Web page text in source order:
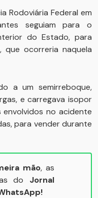
Rodoviária Federal em
seguiam para o
do Estado, para
ocorreria naquela
a um semirreboque,
e carregava isopor
envolvidos no acidente
para vender durante
mão, as
do Jornal